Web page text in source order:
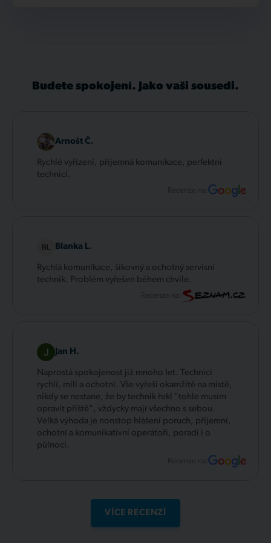
Budete spokojení. Jako vaši sousedi.
Arnošt Č.
Rychlé vyřízení, příjemná komunikace, perfektní
technici.
Recenze na:
Blanka L.
Rychlá komunikace, šikovný a ochotný servisní
technik. Problém vyřešen během chvíle.
Jan H.
Naprostá spokojenost již mnoho let. Technici
rychlí, milí a ochotní. Vše vyřeší okamžitě na místě,
nikdy se nestane, že by technik řekl "tohle musím
opravit příště", vždycky mají všechno s sebou.
Velká výhoda je nonstop hlášení poruch, příjemní,
ochotní a komunikativní operátoři, poradí i o
půlnoci.
Recenze na:
VÍCE RECENZÍ